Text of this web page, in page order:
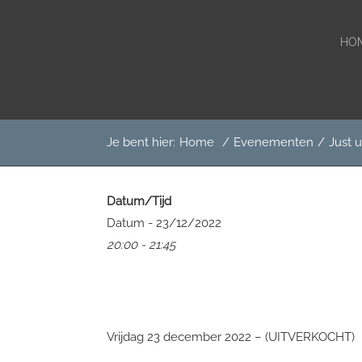
Je bent hier: Home / Evenementen / Just
Datum/Tijd
Datum - 23/12/2022
20:00 - 21:45
Vrijdag 23 december 2022 – (UITVERKOCHT)